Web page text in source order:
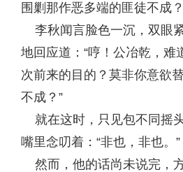
围剿那作恶多端的匪徒不成
李秋闻言脸色一沉，双眼
地回应道：“哼！公冶乾，难
次前来的目的？莫非你意欲
不成？”
就在这时，只见包不同摇
嘴里念叨着：“非也，非也。”
然而，他的话尚未说完，